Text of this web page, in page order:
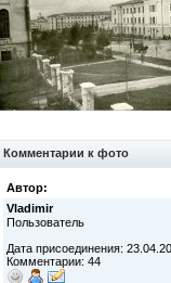
Комментарии к фото
Автор:
Vladimir
Пользователь
Дата присоединения:
Комментарии: 44